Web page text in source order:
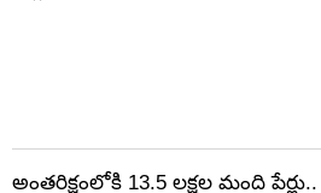
అంతరిక్షంలోకి 13.5 లక్షల మంది పేర్లు..